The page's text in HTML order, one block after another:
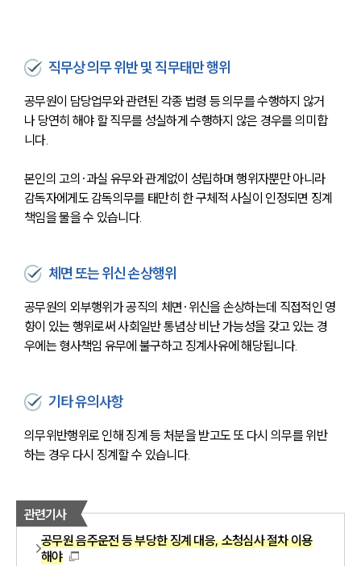
직무상 의무 위반 및 직무태만 행위
공무원이 담당업무와 관련된 각종 법령 등 의무를 수행하지 않거
나 당연히 해야 할 직무를 성실하게 수행하지 않은 경우를 의미합
니다.
본인의 고의·과실 유무와 관계없이 성립하며 행위자뿐만 아니라
감독자에게도 감독의무를 태만히 한 구체적 사실이 인정되면 징계
책임을 물을 수 있습니다.
체면 또는 위신 손상행위
공무원의 외부행위가 공직의 체면·위신을 손상하는데 직접적인 영
향이 있는 행위로써 사회일반 통념상 비난 가능성을 갖고 있는 경
우에는 형사책임 유무에 불구하고 징계사유에 해당됩니다.
기타 유의사항
의무위반행위로 인해 징계 등 처분을 받고도 또 다시 의무를 위반
하는 경우 다시 징계할 수 있습니다.
관련기사
공무원 음주운전 등 부당한 징계 대응, 소청심사 절차 이용
해야